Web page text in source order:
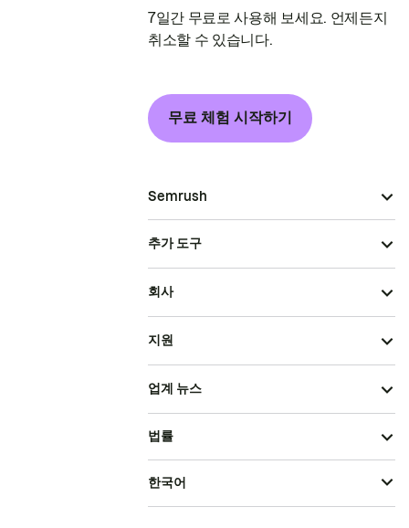
7일간 무료로 사용해 보세요. 언제든지
취소할 수 있습니다.
무료 체험 시작하기
Semrush
추가 도구
회사
지원
업계 뉴스
법률
한국어